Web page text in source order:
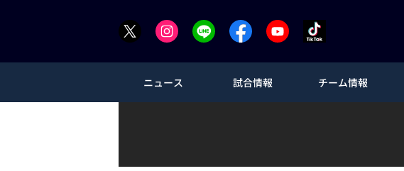
ニュース 試合情報 チーム情報